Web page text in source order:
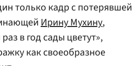
только кадр с потерявшей
Ирину Мухину,
в год сады цветут»,
как своеобразное